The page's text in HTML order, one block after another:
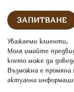
Уважаеми клиенти,
Моля имайте
което може да
Възможна е промяна
актуална